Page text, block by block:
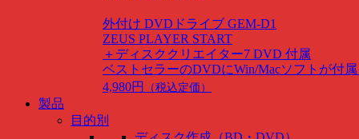
外付け DVDドライブ GEM-D1
ZEUS PLAYER START
＋ディスククリエイター7 DVD 付属
ベストセラーのDVDにWin/Macソフトが付
4,980円
（税込定価）
製品
目的別